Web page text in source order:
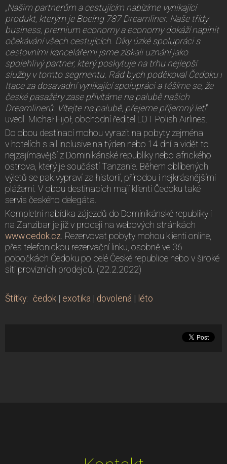
„Našim partnerům a cestujícím nabízíme vynikající
produkt, kterým je Boeing 787 Dreamliner. Naše třídy
business, premium economy a economy dokáží naplnit
očekávání všech cestujících. Díky úzké spolupráci s
cestovními kancelářemi jsme získali uznání jako
spolehlivý partner, který poskytuje na trhu nejlepší
služby v tomto segmentu. Rád bych poděkoval Čedoku i
Itace za dosavadní vynikající spolupráci a těšíme se, že
české pasažéry zase přivítáme na palubě našich
Dreamlinerů. Vítejte na palubě, přejeme příjemný let!“
uvedl Michał Fijoł, obchodní ředitel LOT Polish Airlines.
Do obou destinací mohou vyrazit na pobyty zejména
v hotelích s all inclusive na týden nebo 14 dní a vidět to
nejzajímavější z Dominikánské republiky nebo afrického
ostrova, který je součástí Tanzanie. Během oblíbených
výletů se pak vypraví za historií, přírodou i nejkrásnějšími
plážemi. V obou destinacích mají klienti Čedoku také
servis českého delegáta.
Kompletní nabídka zájezdů do Dominikánské republiky i
na Zanzibar je již v prodeji na webových stránkách
www.cedok.cz. Rezervovat pobyty mohou klienti online,
přes telefonickou rezervační linku, osobně ve 36
pobočkách Čedoku po celé České republice nebo v široké
síti provizních prodejců. (22.2.2022)
Štítky: čedok exotika dovolená léto